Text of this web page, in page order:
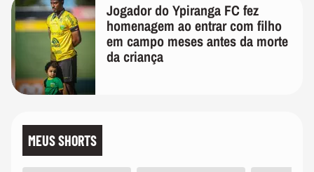
Jogador do Ypiranga FC fez
homenagem ao entrar com filho
em campo meses antes da morte
da criança
MEUS SHORTS